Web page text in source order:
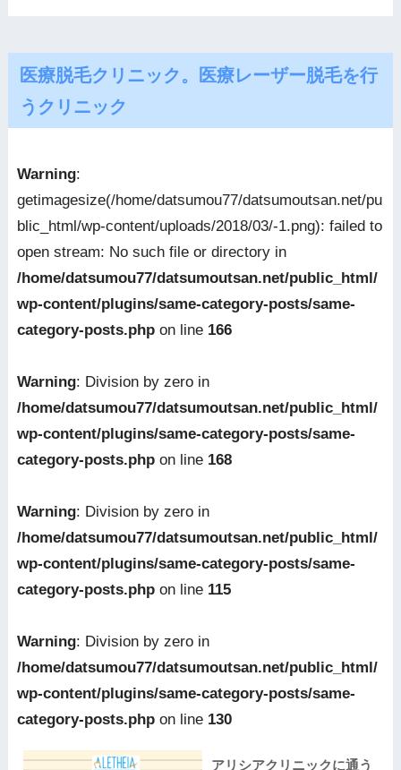
医療脱毛クリニック。医療レーザー脱毛を行
うクリニック
Warning:
getimagesize(/home/datsumou77/datsumoutsan.net/pu
blic_html/wp-content/uploads/2018/03/-1.png): failed to
open stream: No such file or directory in
/home/datsumou77/datsumoutsan.net/public_html/
wp-content/plugins/same-category-posts/same-
category-posts.phpon line 166
Warning: Division by zero in
/home/datsumou77/datsumoutsan.net/public_html/
wp-content/plugins/same-category-posts/same-
category-posts.phpon line 168
Warning: Division by zero in
/home/datsumou77/datsumoutsan.net/public_html/
wp-content/plugins/same-category-posts/same-
category-posts.phpon line 115
Warning: Division by zero in
/home/datsumou77/datsumoutsan.net/public_html/
wp-content/plugins/same-category-posts/same-
category-posts.phpon line 130
アリシアクリニックに通う